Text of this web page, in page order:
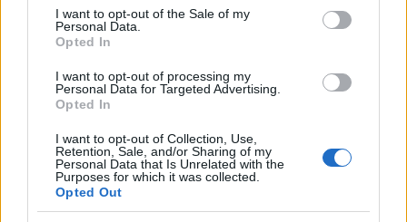
consent section.
I want to opt-out of the Sale of my
Personal Data.
Opted In
I want to opt-out of processing my
Personal Data for Targeted Advertising.
Opted In
I want to opt-out of Collection, Use,
Retention, Sale, and/or Sharing of my
Personal Data that Is Unrelated with the
Purposes for which it was collected.
Opted Out
για τις μικρομεσαίες επιχειρήσεις.